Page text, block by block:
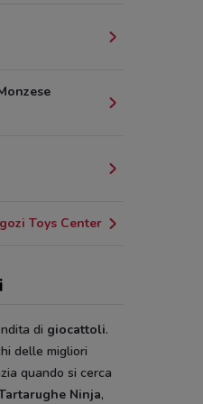
Toys Center
di giocattoli.
delle migliori
quando si cerca
Ninja,